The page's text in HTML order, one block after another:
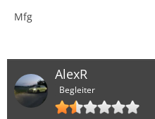
Mfg
AlexR
Begleiter